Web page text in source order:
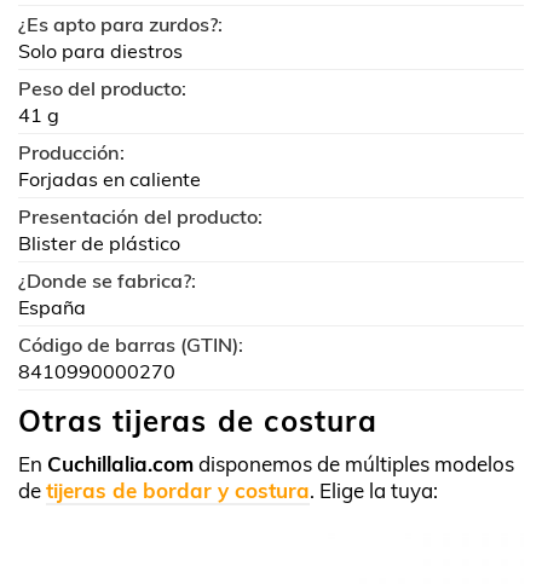
¿Es apto para zurdos?:
Solo para diestros
Peso del producto:
41 g
Producción:
Forjadas en caliente
Presentación del producto:
Blister de plástico
¿Donde se fabrica?:
España
Código de barras (GTIN):
8410990000270
Otras tijeras de costura
En Cuchillalia.comdisponemos de múltiples modelos
detijeras de bordar y costura. Elige la tuya: